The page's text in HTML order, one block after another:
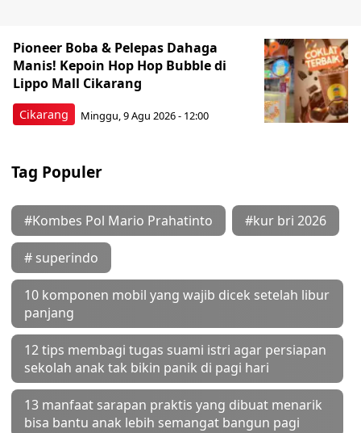
Cikarang
Pioneer Boba & Pelepas Dahaga
Manis! Kepoin Hop Hop Bubble di
Lippo Mall Cikarang
Minggu, 9 Agu 2026 - 12:00
Tag Populer
#Kombes Pol Mario Prahatinto #kur bri 2026
# superindo
10 komponen mobil yang wajib dicek setelah libur
panjang
12 tips membagi tugas suami istri agar persiapan
sekolah anak tak bikin panik di pagi hari
13 manfaat sarapan praktis yang dibuat menarik
bisa bantu anak lebih semangat bangun pagi